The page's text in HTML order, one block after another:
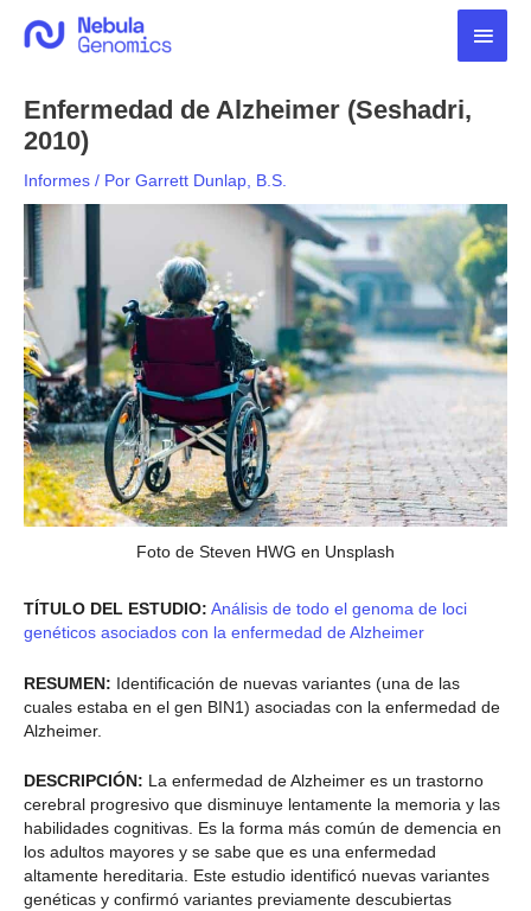
Enfermedad de Alzheimer (Seshadri,
2010)
Informes / Por Garrett Dunlap, B.S.
Foto de Steven HWG en Unsplash
TÍTULO DEL ESTUDIO: Análisis de todo el genoma de loci
genéticos asociados con la enfermedad de Alzheimer
RESUMEN: Identificación de nuevas variantes (una de las
cuales estaba en el gen BIN1) asociadas con la enfermedad de
Alzheimer.
DESCRIPCIÓN: La enfermedad de Alzheimer es un trastorno
cerebral progresivo que disminuye lentamente la memoria y las
habilidades cognitivas. Es la forma más común de demencia en
los adultos mayores y se sabe que es una enfermedad
altamente hereditaria. Este estudio identificó nuevas variantes
genéticas y confirmó variantes previamente descubiertas